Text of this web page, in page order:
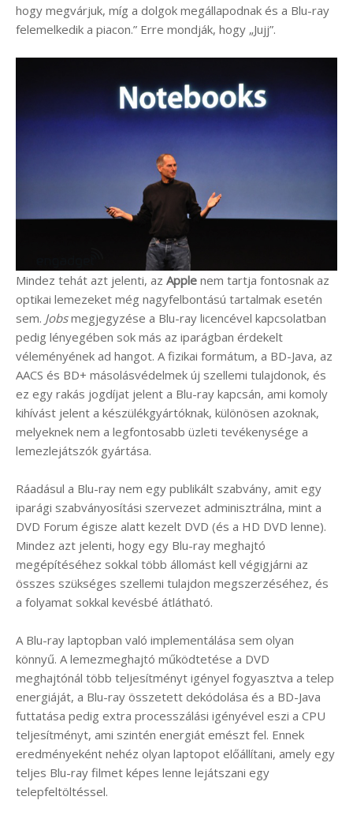
hogy megvárjuk, míg a dolgok megállapodnak és a Blu-ray
felemelkedik a piacon.” Erre mondják, hogy „Jujj”.
Mindez tehát azt jelenti, az Apple nem tartja fontosnak az
optikai lemezeket még nagyfelbontású tartalmak esetén
sem. Jobsmegjegyzése a Blu-ray licencével kapcsolatban
pedig lényegében sok más az iparágban érdekelt
véleményének ad hangot. A fizikai formátum, a BD-Java, az
AACS és BD+ másolásvédelmek új szellemi tulajdonok, és
ez egy rakás jogdíjat jelent a Blu-ray kapcsán, ami komoly
kihívást jelent a készülékgyártóknak, különösen azoknak,
melyeknek nem a legfontosabb üzleti tevékenysége a
lemezlejátszók gyártása.
Ráadásul a Blu-ray nem egy publikált szabvány, amit egy
iparági szabványosítási szervezet adminisztrálna, mint a
DVD Forum égisze alatt kezelt DVD (és a HD DVD lenne).
Mindez azt jelenti, hogy egy Blu-ray meghajtó
megépítéséhez sokkal több állomást kell végigjárni az
összes szükséges szellemi tulajdon megszerzéséhez, és
a folyamat sokkal kevésbé átlátható.
A Blu-ray laptopban való implementálása sem olyan
könnyű. A lemezmeghajtó működtetése a DVD
meghajtónál több teljesítményt igényel fogyasztva a telep
energiáját, a Blu-ray összetett dekódolása és a BD-Java
futtatása pedig extra processzálási igényével eszi a CPU
teljesítményt, ami szintén energiát emészt fel. Ennek
eredményeként nehéz olyan laptopot előállítani, amely egy
teljes Blu-ray filmet képes lenne lejátszani egy
telepfeltöltéssel.